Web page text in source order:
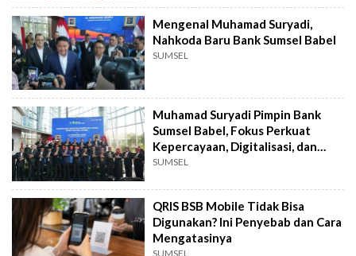
Mengenal Muhamad Suryadi,
Nahkoda Baru Bank Sumsel Babel
SUMSEL
Muhamad Suryadi Pimpin Bank
Sumsel Babel, Fokus Perkuat
Kepercayaan, Digitalisasi, dan
UMKM
SUMSEL
QRIS BSB Mobile Tidak Bisa
Digunakan? Ini Penyebab dan Cara
Mengatasinya
SUMSEL